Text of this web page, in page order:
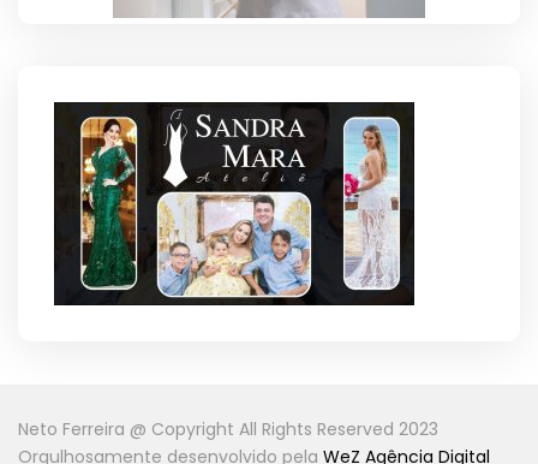
Neto Ferreira @ Copyright All Rights Reserved 2023
Orgulhosamente desenvolvido pela WeZ Agência Digital